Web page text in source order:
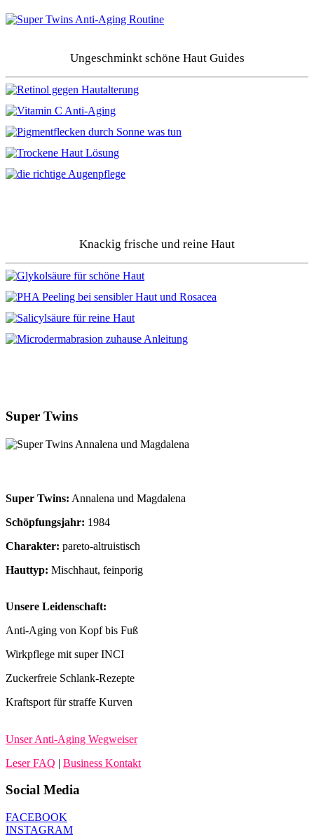
Ungeschminkt schöne Haut Guides
Knackig frische und reine Haut
Super Twins
Super Twins: Annalena und Magdalena
Schöpfungsjahr: 1984
Charakter: pareto-altruistisch
Hauttyp: Mischhaut, feinporig
Unsere Leidenschaft:
Anti-Aging von Kopf bis Fuß
Wirkpflege mit super INCI
Zuckerfreie Schlank-Rezepte
Kraftsport für straffe Kurven
Unser Anti-Aging Wegweiser
Leser FAQ | Business Kontakt
Social Media
FACEBOOK
INSTAGRAM